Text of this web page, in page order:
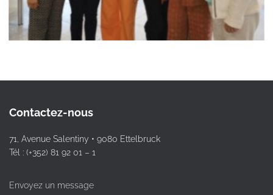
Contactez-nous
71, Avenue Salentiny • 9080 Ettelbruck
Tél : (+352) 81 92 01 – 1
Envoyez un message